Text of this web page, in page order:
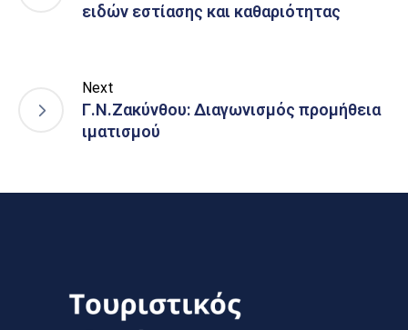
ειδών εστίασης και καθαριότητας
Next
Γ.Ν.Ζακύνθου: Διαγωνισμός προμήθεια
ιματισμού